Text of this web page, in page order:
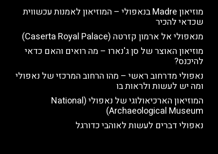
מוזיאון Madre בנאפולי – המוזיאון לאמנות עכשווית
שכדאי להכיר
מנאפולי אל ארמון קזרטה (Caserta Royal Palace)
מוזיאון האוצר של סן ג'נארו – מה רואים והאם כדאי
להיכנס?
נאפולי מדרחוב ראשי – מהו הרחוב המרכזי של נאפולי
ומה יש לעשות ולראות בו
המוזיאון הארכיאולוגי של נאפולי (National
Archaeological Museum)
נאפולי דברים לעשות לאוהבי כדורגל